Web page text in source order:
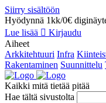
Siirry sisältöön
Hyödynnä 1kk/0€
Lue lisää
Kirjaudu
Aiheet
Arkkitehtuuri Infra
Rakentaminen Suunnittelu
Kaikki mitä tietää pitää
Hae tältä sivustolta